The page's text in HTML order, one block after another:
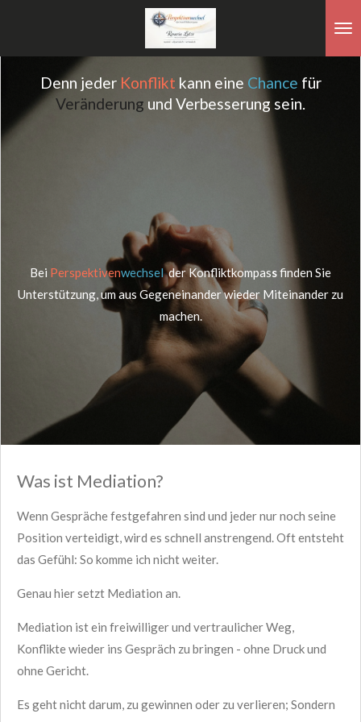
Denn jeder Konflikt kann eine Chance für
Veränderung und Verbesserung sein.
Bei Perspektivenwechsel-derKonfliktkompassfinden Sie
Unterstützung, um aus Gegeneinander wieder Miteinander zu
machen.
Was ist Mediation?
Wenn Gespräche festgefahren sind und jeder nur noch seine
Position verteidigt, wird es schnell anstrengend. Oft entsteht
das Gefühl: So komme ich nicht weiter.
Genau hier setzt Mediation an.
Mediation ist ein freiwilliger und vertraulicher Weg,
Konflikte wieder ins Gespräch zu bringen - ohne Druck und
ohne Gericht.
Es geht nicht darum, zu gewinnen oder zu verlieren; Sondern